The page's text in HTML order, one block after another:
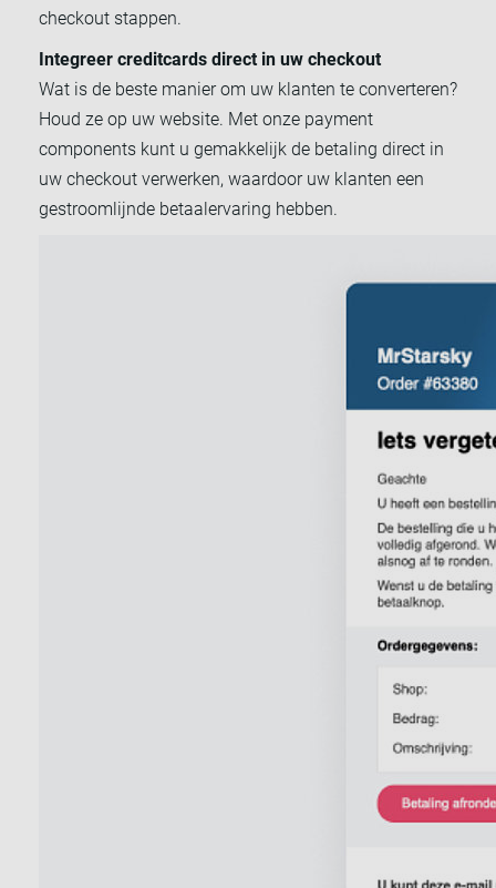
checkout stappen.
Integreer creditcards direct in uw checkout
Wat is de beste manier om uw klanten te converteren?
Houd ze op uw website. Met onze payment
components kunt u gemakkelijk de betaling direct in
uw checkout verwerken, waardoor uw klanten een
gestroomlijnde betaalervaring hebben.